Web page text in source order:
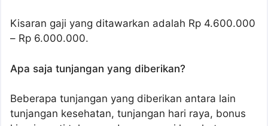
Kisaran gaji yang ditawarkan adalah Rp 4.600.000
– Rp 6.000.000.
Apa saja tunjangan yang diberikan?
Beberapa tunjangan yang diberikan antara lain
tunjangan kesehatan, tunjangan hari raya, bonus